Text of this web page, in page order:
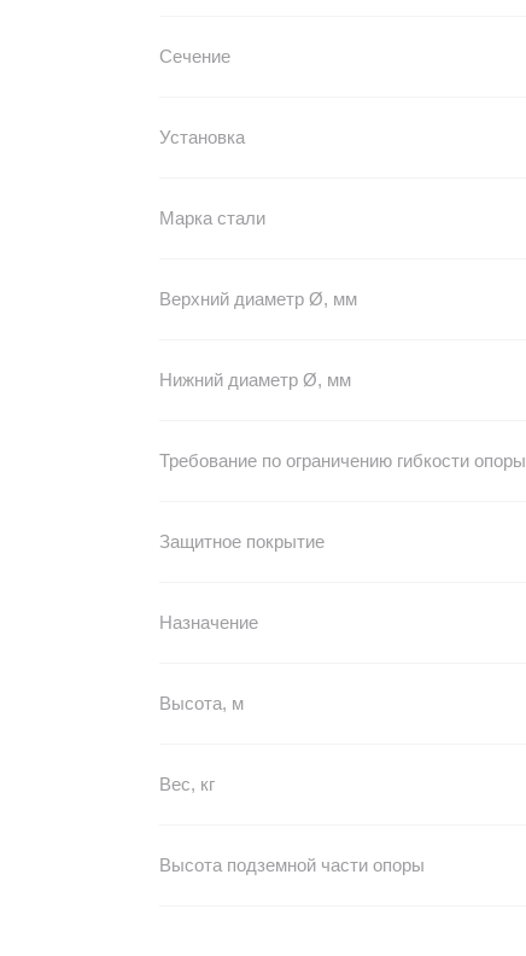
Сечение
Установка
Марка стали
Верхний диаметр Ø, мм
Нижний диаметр Ø, мм
Требование по ограничению гибкости опоры
Защитное покрытие
Назначение
Высота, м
Вес, кг
Высота подземной части опоры